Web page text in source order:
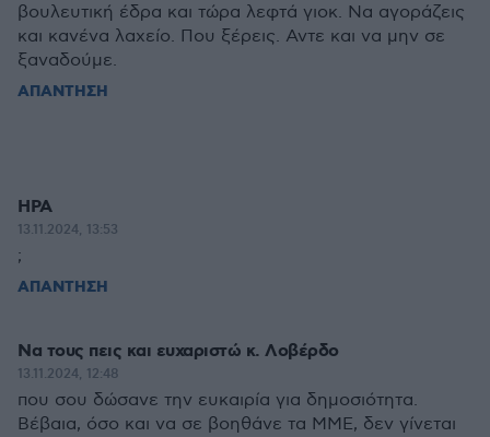
βουλευτική έδρα και τώρα λεφτά γιοκ. Να αγοράζεις
και κανένα λαχείο. Που ξέρεις. Αντε και να μην σε
ξαναδούμε.
ΑΠΑΝΤΗΣΗ
ΗΡΑ
13.11.2024, 13:53
;
ΑΠΑΝΤΗΣΗ
Να τους πεις και ευχαριστώ κ. Λοβέρδο
13.11.2024, 12:48
που σου δώσανε την ευκαιρία για δημοσιότητα.
Βέβαια, όσο και να σε βοηθάνε τα ΜΜΕ, δεν γίνεται